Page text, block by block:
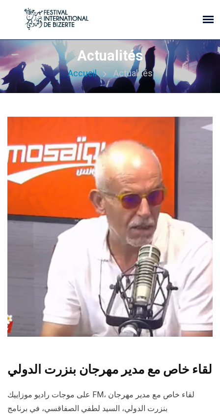
Actualités
Accueil Actualités
لقاء خاص مع مدير مهرجان بنزرت الدولي
على موجات راديو موزاييك FM، لقاء خاص مع مدير مهرجان
بنزرت الدولي، السيد لطفي الصفاقسي، في برنامج